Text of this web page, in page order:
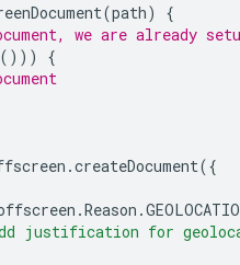
(path)
{
we are already
()))
{
.createDocument({
.Reason .
justification for